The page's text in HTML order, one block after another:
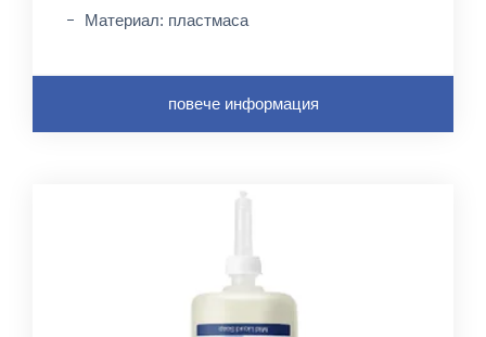
Материал: пластмаса
повече информация